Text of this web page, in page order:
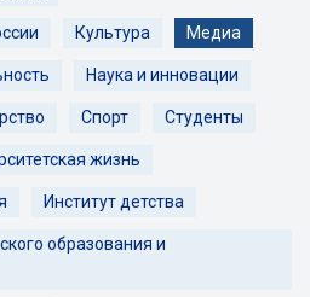
Культура Медиа
Наука и инновации
Спорт Студенты
жизнь
Институт детства
образования и